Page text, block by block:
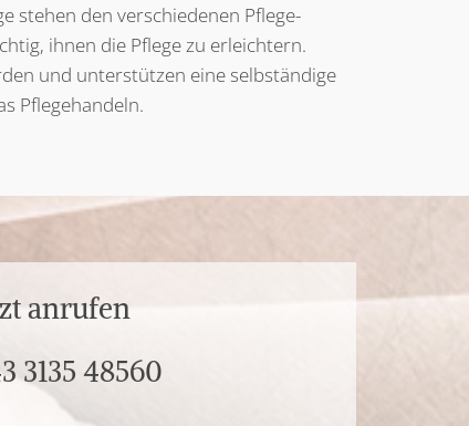
stehen den verschiedenen Pflege-
ihnen die Pflege zu erleichtern.
und unterstützen eine selbständige
Pflegehandeln.
anrufen
3135 48560